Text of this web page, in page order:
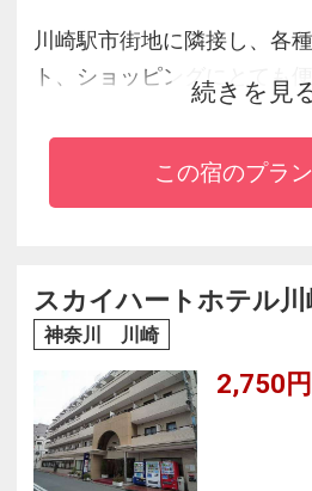
川崎駅市街地に隣接し、各
ト、ショッピングにとても
業地域へのアクセスもよく
ーにご利用下さい。会議室
たしております。
続きを見
この宿のプラ
スカイハートホテル川
神奈川 川崎
2,750